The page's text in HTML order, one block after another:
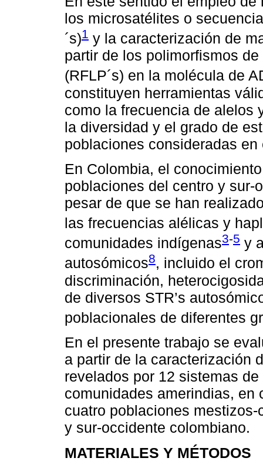
los microsatélites o
´s)1 y la caracterización de
partir de los polimorfismos
(RFLP´s) en la molécula de
constituyen herramientas
como la frecuencia de alelos
la diversidad y el grado de
poblaciones consideradas
En Colombia, el
poblaciones del centro y
pesar de que se han
las frecuencias alélicas y
comunidades indígenas3-5 y
autosómicos8, incluido el
discriminación,
de diversos STR’s
poblacionales de diferentes
En el presente trabajo se
a partir de la caracterización
revelados por 12 sistemas
comunidades amerindias, en
cuatro poblaciones
y sur-occidente colombiano.
MATERIALES Y MÉTODOS